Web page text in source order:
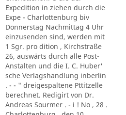
Expedition in ziehen durch die
Expe - Charlottenburg biv
Donnerstag Nachmittag 4 Uhr
einzusenden sind, werden mit
1 Sgr. pro dition , Kirchstraße
26, auswärts durch alle Post-
Anstalten und die I. C. Huber'
sche Verlagshandlung inberlin
. - - " dreigespaltene Pttitzelle
berechnet. Redigirt von Dr.
Andreas Sourmer . - i ! No , 28 .